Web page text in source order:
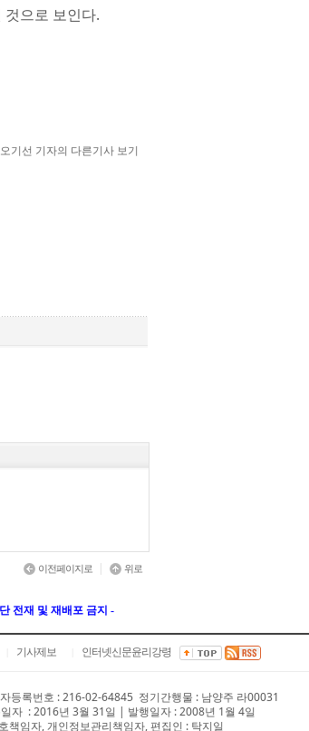
으로 보인다.
기선 기자의 다른기사 보기
이전페이지로 | 위로
전재 및 재배포 금지 -
기사제보 인터넷신문윤리강령
등록번호 : 216-02-64845 정기간행물 : 남양주 라00031
: 2016년 3월 31일 | 발행일자 : 2008년 1월 4일
임자, 개인정보관리책임자, 편집인 : 탁지일